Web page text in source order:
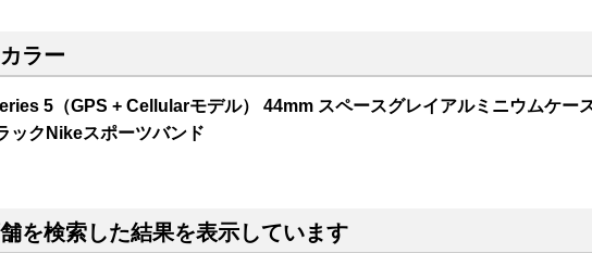
ラー
5（GPS + Cellularモデル） 44mm スペースグレイアルミニウムケー
ックNikeスポーツバンド
を検索した結果を表示しています